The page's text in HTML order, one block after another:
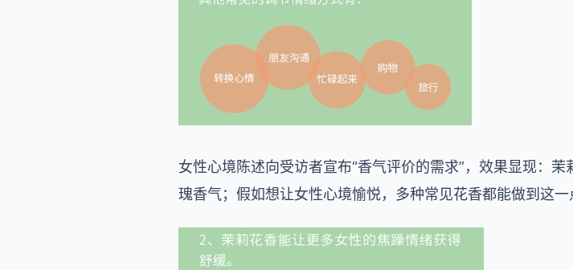
女性心境陈述向受访者宣布“香气评价的需求”，效果显现：
瑰香气；假如想让女性心境愉悦，多种常见花香都能做到这